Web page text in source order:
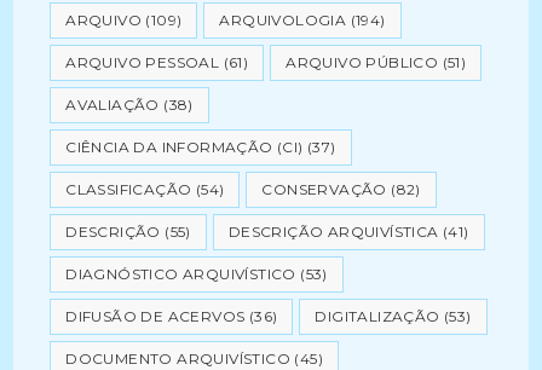
ARQUIVO (109) ARQUIVOLOGIA (194)
ARQUIVO PESSOAL (61) ARQUIVO PÚBLICO (51)
AVALIAÇÃO (38)
CIÊNCIA DA INFORMAÇÃO (CI) (37)
CLASSIFICAÇÃO (54) CONSERVAÇÃO (82)
DESCRIÇÃO (55) DESCRIÇÃO ARQUIVÍSTICA (41)
DIAGNÓSTICO ARQUIVÍSTICO (53)
DIFUSÃO DE ACERVOS (36) DIGITALIZAÇÃO (53)
DOCUMENTO ARQUIVÍSTICO (45)